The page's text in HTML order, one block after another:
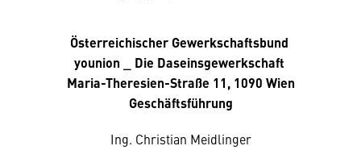
Österreichischer Gewerkschaftsbund
younion _ Die Daseinsgewerkschaft
Maria-Theresien-Straße 11, 1090 Wien
Geschäftsführung
Ing. Christian Meidlinger